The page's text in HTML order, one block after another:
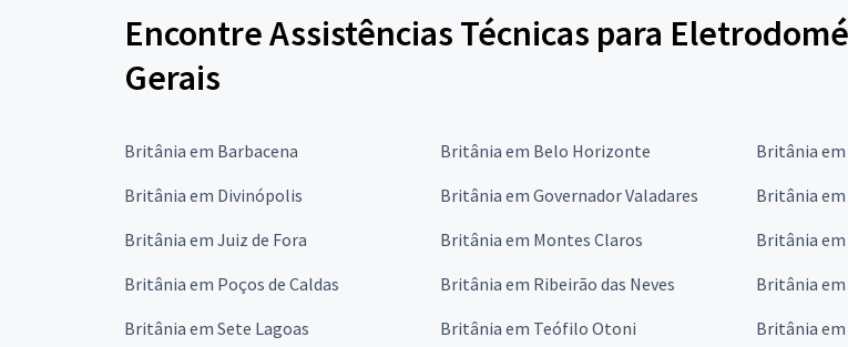
Encontre Assistências Técnicas para
Gerais
Britânia em Barbacena Britânia em Belo Horizonte Britânia
Britânia em Divinópolis
Britânia em Governador Valadares Britânia
Britânia em Juiz de Fora
Britânia em Montes Claros Britânia em
Britânia em Poços de Caldas
Britânia em Ribeirão das Neves Britânia em
Britânia em Sete Lagoas
Britânia em Teófilo Otoni Britânia em